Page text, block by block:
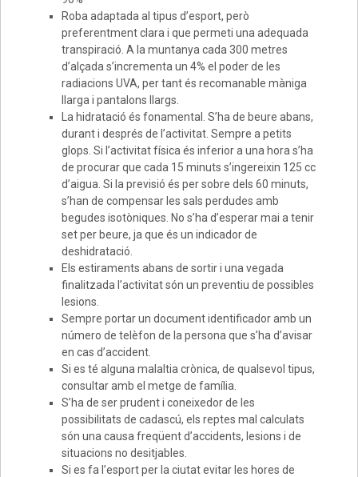
Roba adaptada al tipus d’esport, però
preferentment clara i que permeti una adequada
transpiració. A la muntanya cada 300 metres
d’alçada s’incrementa un 4% el poder de les
radiacions UVA, per tant és recomanable màniga
llarga i pantalons llargs.
La hidratació és fonamental. S’ha de beure abans,
durant i després de l’activitat. Sempre a petits
glops. Si l’activitat física és inferior a una hora s’ha
de procurar que cada 15 minuts s’ingereixin 125 cc
d’aigua. Si la previsió és per sobre dels 60 minuts,
s’han de compensar les sals perdudes amb
begudes isotòniques. No s’ha d’esperar mai a tenir
set per beure, ja que és un indicador de
deshidratació.
Els estiraments abans de sortir i una vegada
finalitzada l’activitat són un preventiu de possibles
lesions.
Sempre portar un document identificador amb un
número de telèfon de la persona que s’ha d’avisar
en cas d’accident.
Si es té alguna malaltia crònica, de qualsevol tipus,
consultar amb el metge de família.
S’ha de ser prudent i coneixedor de les
possibilitats de cadascú, els reptes mal calculats
són una causa freqüent d’accidents, lesions i de
situacions no desitjables.
Si es fa l’esport per la ciutat evitar les hores de